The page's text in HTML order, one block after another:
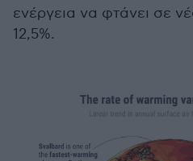
ενέργεια να φτάνει σε
12,5%.